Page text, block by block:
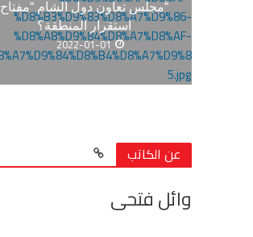
“مجلس تعاون دول الشام “مفتاح
استقرار المنطقة؟
2022-01-01
عن الكاتب
وائل فتحى